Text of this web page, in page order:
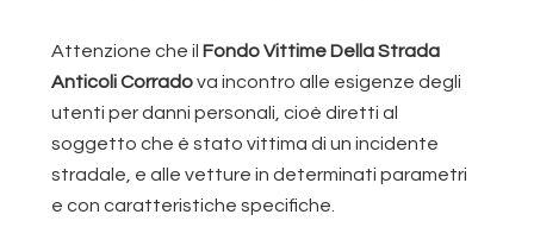
Attenzione che il Fondo Vittime Della Strada
Anticoli Corradova incontro alle esigenze degli
utenti per danni personali, cioè diretti al
soggetto che è stato vittima di un incidente
stradale, e alle vetture in determinati parametri
e con caratteristiche specifiche.